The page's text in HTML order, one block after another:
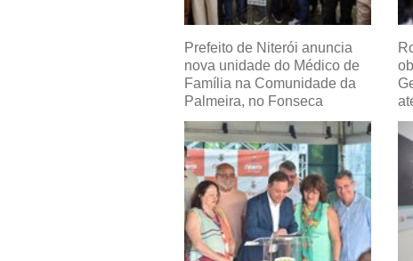
Prefeito de Niterói anuncia
nova unidade do Médico de
Família na Comunidade da
Palmeira, no Fonseca